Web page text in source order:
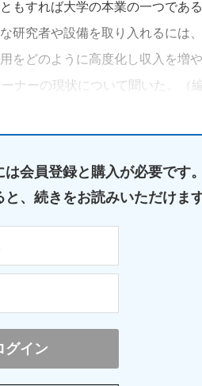
もすれば大学の本業の一つであ
研究者や設備を取り入れるには
をどのように高度化し収入を増
ナーの現状について聞いた。（編
は会員登録と購入が必要です。
、 続きをお読みいただけます